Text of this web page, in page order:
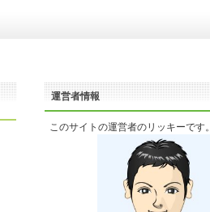
運営者情報
このサイトの運営者のリッキーです。